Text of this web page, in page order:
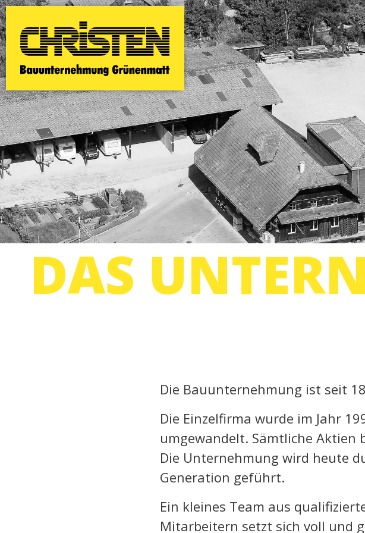
DAS
Die Bauunternehmung ist seit
Die Einzelfirma wurde im Jahr
umgewandelt. Sämtliche Aktien
Die Unternehmung wird heute
Generation geführt.
Ein kleines Team aus
Mitarbeitern setzt sich voll und